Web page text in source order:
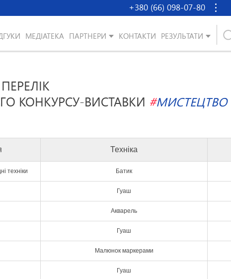
+380 (66) 098-07-80
МЕДІАТЕКА ПАРТНЕРИ КОНТАКТИ РЕЗУЛЬТАТИ
ПЕРЕЛІК
КОНКУРСУ-ВИСТАВКИ #МИСТЕЦТВО